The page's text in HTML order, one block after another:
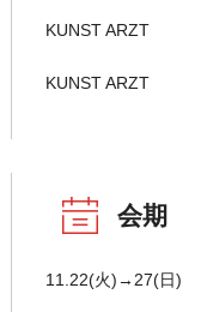
KUNST ARZT
KUNST ARZT
会期
11.22(火)→27(日)